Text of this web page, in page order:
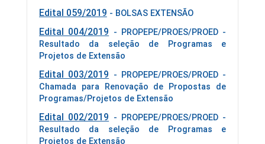
Edital 059/2019 - BOLSAS EXTENSÃO
Edital 004/2019 - PROPEPE/PROES/PROED -
Resultado da seleção de Programas e
Projetos de Extensão
Edital 003/2019 - PROPEPE/PROES/PROED -
Chamada para Renovação de Propostas de
Programas/Projetos de Extensão
Edital 002/2019 - PROPEPE/PROES/PROED -
Resultado da seleção de Programas e
Projetos de Extensão